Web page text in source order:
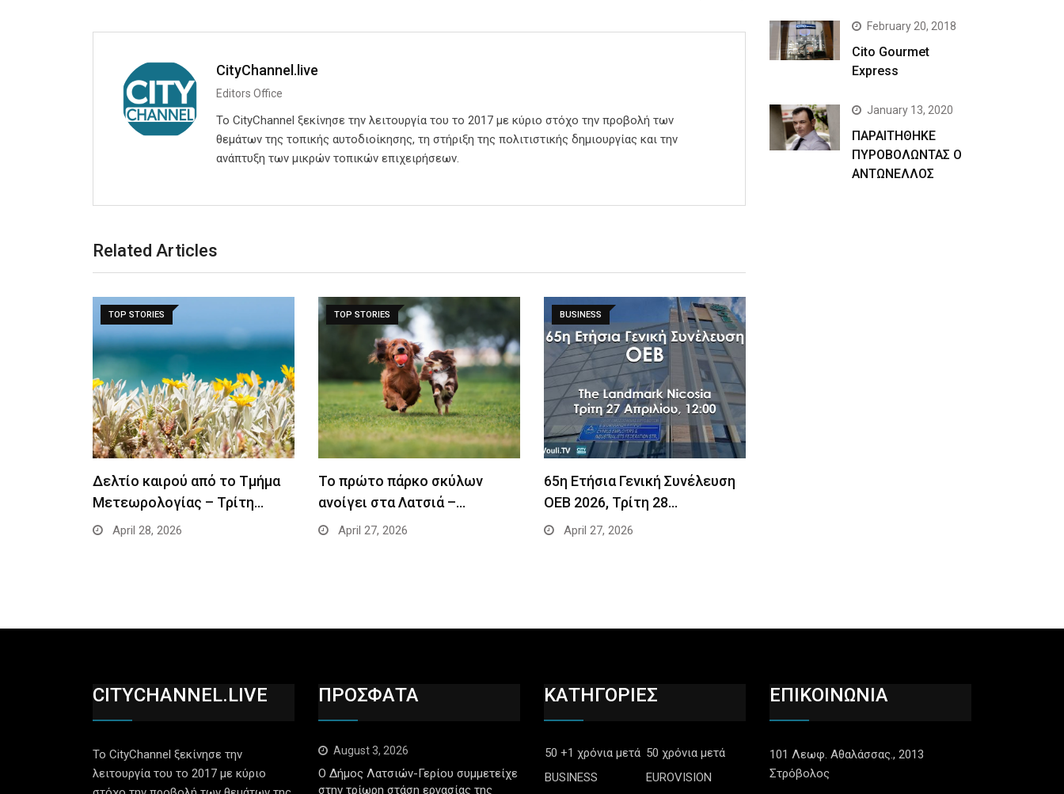
CityChannel.live
Editors Office
Το CityChannel ξεκίνησε την λειτουργία του το 2017 με κύριο στόχο την προβολή των
θεμάτων της τοπικής αυτοδιοίκησης, τη στήριξη της πολιτιστικής δημιουργίας και την
ανάπτυξη των μικρών τοπικών επιχειρήσεων.
Related Articles
TOP STORIES
Δελτίο καιρού από το Τμήμα
Μετεωρολογίας – Τρίτη…
April 28, 2026
TOP STORIES
Το πρώτο πάρκο σκύλων
ανοίγει στα Λατσιά –…
April 27, 2026
BUSINESS
65η Ετήσια Γενική Συνέλευση
ΟΕΒ 2026, Τρίτη 28…
April 27, 2026
February 20, 2018
Cito Gourmet
Express
January 13, 2020
ΠΑΡΑΙΤΗΘΗΚΕ
ΠΥΡΟΒΟΛΩΝΤΑΣ Ο
ΑΝΤΩΝΕΛΛΟΣ
CITYCHANNEL.LIVE
Το CityChannel ξεκίνησε την
λειτουργία του το 2017 με κύριο
ΠΡΟΣΦΑΤΑ
August 3, 2026
Ο Δήμος Λατσιών-Γερίου συμμετείχε
στην τρίωρη στάση εργασίας της
ΚΑΤΗΓΟΡΙΕΣ
50 +1 χρόνια μετά 50 χρόνια μετά
BUSINESS
EUROVISION
ΕΠΙΚΟΙΝΩΝΙΑ
101 Λεωφ. Αθαλάσσας., 2013
Στρόβολος